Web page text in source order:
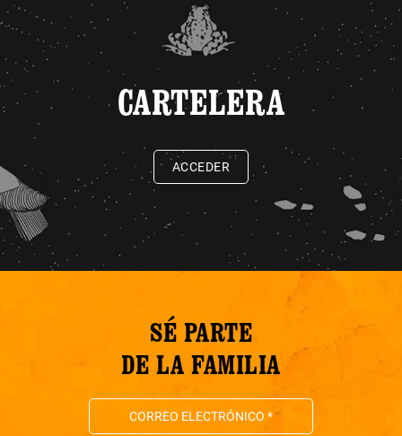
CARTELERA
ACCEDER
SÉ PARTE
DE LA FAMILIA